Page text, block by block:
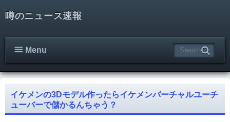
噂のニュース速報
Menu
イケメンの3Dモデル作ったらイケメンバーチャルユーチ
ューバーで儲かるんちゃう？